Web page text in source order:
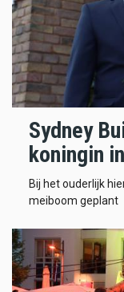
Sydney
koningin
Bij het ouderlijk
meiboom geplant